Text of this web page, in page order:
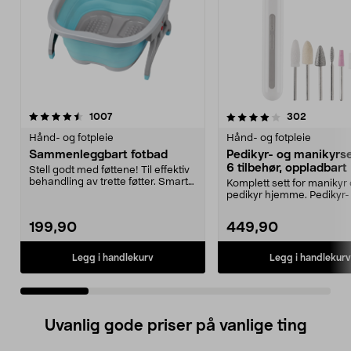
1007anmeldelser
Hånd- og fotpleie
Sammenleggbart fotbad
Stell godt med føttene! Til effektiv
behandling av trette føtter. Smart
199,90
Legg i handlekurv
4.0 av 5 stjerner 302
Hånd- og fotpleie
Pedikyr- og
6 tilbehør, oppladbart
Komplett sett for manikyr
pedikyr hjemme. Pedikyr-
449,90
Legg i handlekurv
4.5 av 5 stjerner
Uvanlig gode priser på vanlige ting